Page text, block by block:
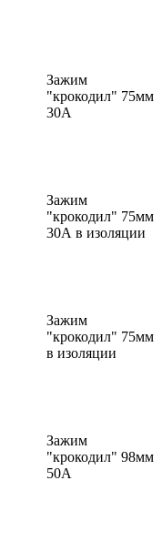
Зажим
"крокодил" 75мм
30А
Зажим
"крокодил" 75мм
30А в изоляции
Зажим
"крокодил" 75мм
в изоляции
Зажим
"крокодил" 98мм
50А